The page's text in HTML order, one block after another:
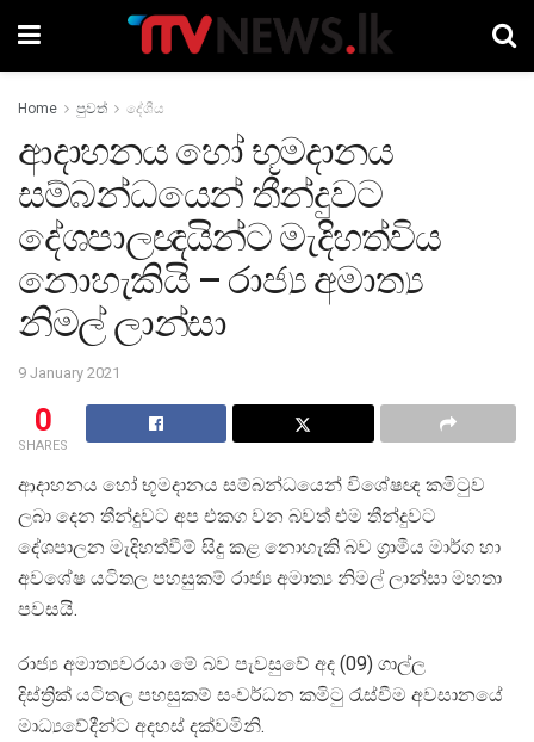
Home පුවත් දේශීය
ආදාහනය හෝ භූමදානය
සම්බන්ධයෙන් තීන්දුවට
දේශපාලඥයින්ට මැදිහත්විය
නොහැකියි – රාජ්‍ය අමාත්‍ය
නිමල් ලාන්සා
9 January 2021
0
SHARES
ආදාහනය හෝ භූමදානය සම්බන්ධයෙන් විශේෂඥ කමිටුව
ලබා දෙන තීන්දුවට අප එකග වන බවත් එම තීන්දුවට
දේශපාලන මැදිහත්වීම් සිදු කළ නොහැකි බව ග්‍රාමීය මාර්ග හා
අවශේෂ යටිතල පහසුකම් රාජ්‍ය අමාත්‍ය නිමල් ලාන්සා මහතා
පවසයි.
රාජ්‍ය අමාත්‍යවරයා මේ බව පැවසුවේ අද (09) ගාල්ල
දිස්ත්‍රික් යටිතල පහසුකම් සංවර්ධන කමිටු රැස්වීම අවසානයේ
මාධ්‍යවේදීන්ට අදහස් දක්වමිනි.